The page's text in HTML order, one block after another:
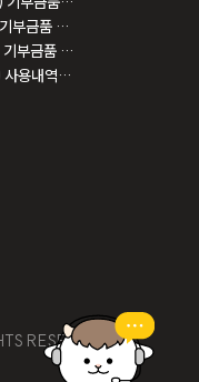
RESERVED.
곧장기부 제6기(2026.07.01~2027.06.30) 기부금품 모집등록 보고
곧장기부 제5기(2025.07.01.~2026.06.30) 기부금품 모집등록 보고
곧장기부 제4기 (2024.07.01.~2025.06.30) 사용내역 및 회계감사 보고